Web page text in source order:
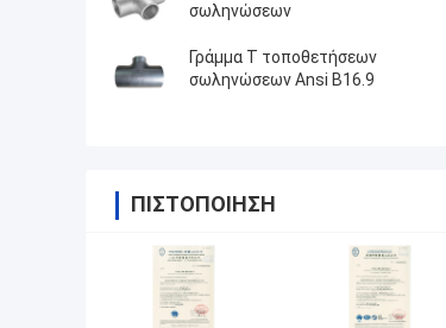
σωληνώσεων
Γράμμα Τ τοποθετήσεων
σωληνώσεων Ansi B16.9
ΠΙΣΤΟΠΟΊΗΣΗ